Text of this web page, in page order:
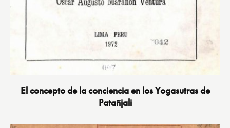
El concepto de la conciencia en los Yogasutras de
Patañjali